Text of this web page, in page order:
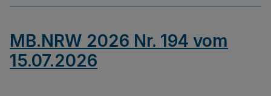
MB.NRW 2026 Nr. 194 vom
15.07.2026